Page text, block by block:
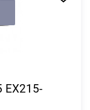
EX215-